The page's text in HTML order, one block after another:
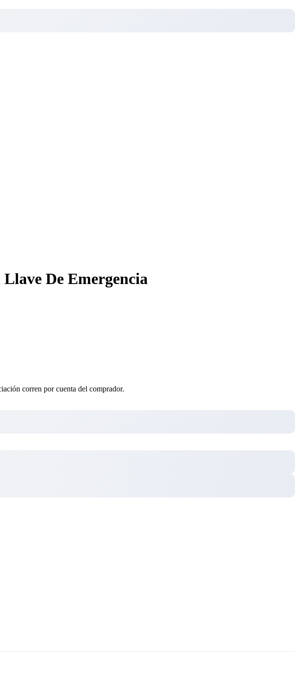
Llave De Emergencia
corren por cuenta del comprador.